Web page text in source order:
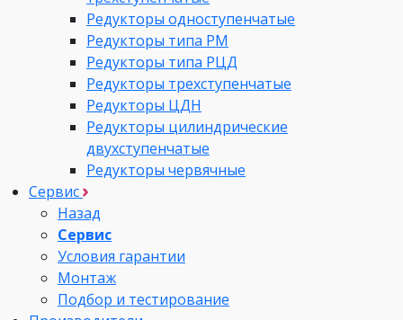
Редукторы одноступенчатые
Редукторы типа РМ
Редукторы типа РЦД
Редукторы трехступенчатые
Редукторы ЦДН
Редукторы цилиндрические
двухступенчатые
Редукторы червячные
Сервис
Назад
Сервис
Условия гарантии
Монтаж
Подбор и тестирование